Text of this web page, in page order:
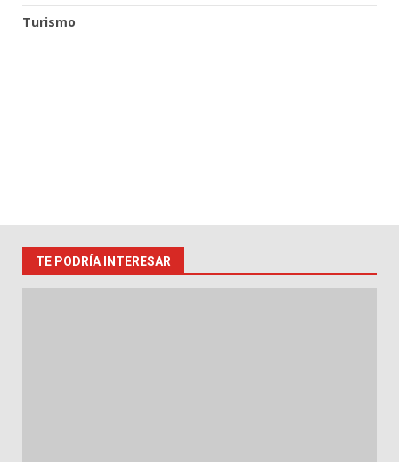
Turismo
TE PODRÍA INTERESAR